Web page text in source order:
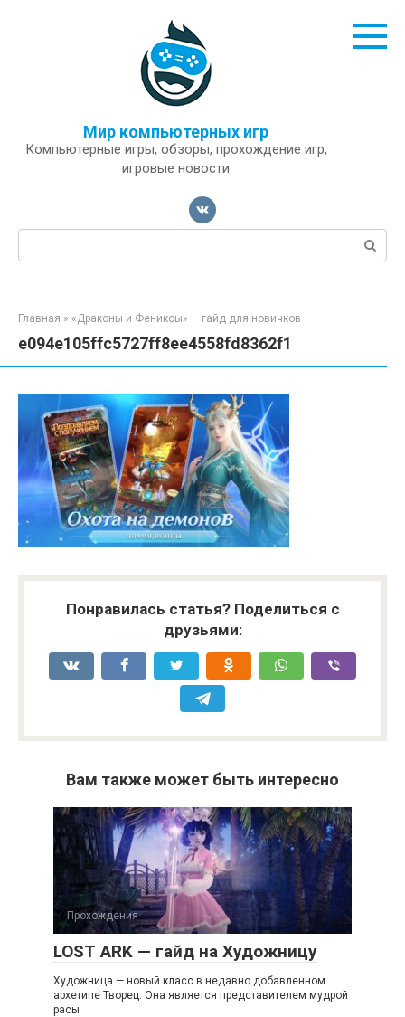
Мир компьютерных игр
Компьютерные игры, обзоры, прохождение игр,
игровые новости
Поиск:
Главная » «Драконы и Фениксы» — гайд для новичков
e094e105ffc5727ff8ee4558fd8362f1
Понравилась статья? Поделиться с
друзьями:
Вам также может быть интересно
Прохождения
LOST ARK — гайд на Художницу
Художница — новый класс в недавно добавленном
архетипе Творец. Она является представителем мудрой
расы